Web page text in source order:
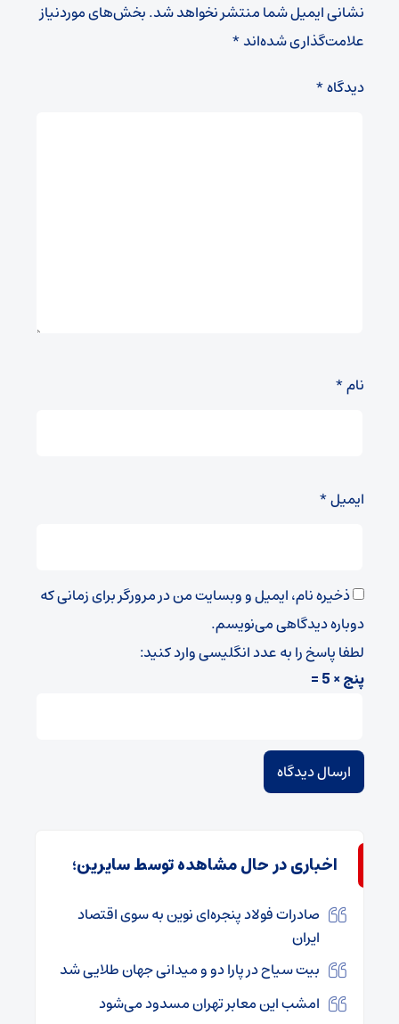
نشانی ایمیل شما منتشر نخواهد شد.بخش‌های موردنیاز
علامت‌گذاری شده‌اند*
دیدگاه*
نام*
ایمیل*
ذخیره نام، ایمیل و وبسایت من در مرورگر برای زمانی که
دوباره دیدگاهی می‌نویسم.
لطفا پاسخ را به عدد انگلیسی وارد کنید:
پنج × 5 =
اخباری در حال مشاهده توسط سایرین؛
صادرات فولاد پنجره‌ای نوین به سوی اقتصاد
ایران
بیت سیاح در پارا دو و میدانی جهان طلایی شد
امشب این معابر تهران مسدود می‌شود